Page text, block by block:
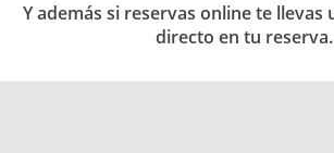
Y además si reservas online te llevas
directo en tu reserva.